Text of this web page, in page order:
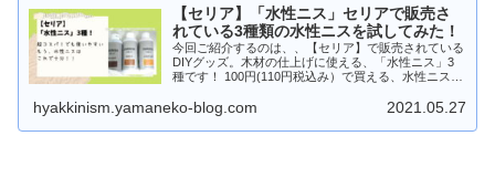
【セリア】「水性ニス」セリアで販売さ
れている3種類の水性ニスを試してみた！
今回ご紹介するのは、、【セリア】で販売されている
DIYグッズ。木材の仕上げに使える、「水性ニス」3
種です！ 100円(110円税込み）で買える、水性ニス。
レビューします！！
hyakkinism.yamaneko-blog.com 2021.05.27